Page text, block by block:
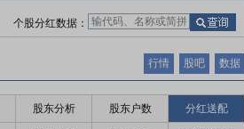
个股分红数据：
行情 股吧 数据
股东分析 股东户数 分红送配